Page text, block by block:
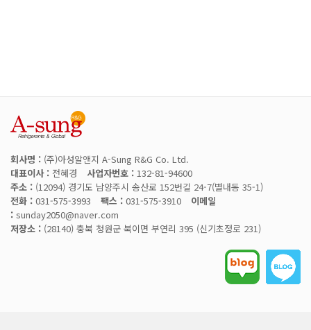
회사명 : (주)아성알앤지 A-Sung R&G Co. Ltd.
대표이사 : 전혜경 사업자번호 : 132-81-94600
주소 : (12094) 경기도 남양주시 송산로 152번길 24-7(별내동 35-1)
전화 : 031-575-3993 팩스 : 031-575-3910
이메일
: sunday2050@naver.com
저장소 : (28140) 충북 청원군 북이면 부연리 395 (신기초정로 231)